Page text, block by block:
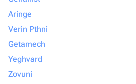
Aringe
Verin Pthni
Getamech
Yeghvard
Zovuni